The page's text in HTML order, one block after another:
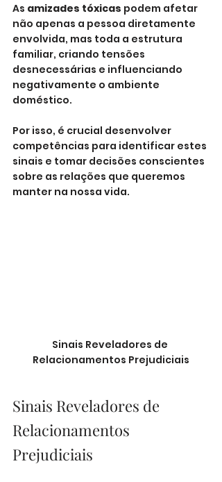
As amizades tóxicas podem afetar
não apenas a pessoa diretamente
envolvida, mas toda a estrutura
familiar, criando tensões
desnecessárias e influenciando
negativamente o ambiente
doméstico.
Por isso, é crucial desenvolver
competências para identificar estes
sinais e tomar decisões conscientes
sobre as relações que queremos
manter na nossa vida.
Sinais Reveladores de
Relacionamentos Prejudiciais
Sinais Reveladores de
Relacionamentos
Prejudiciais